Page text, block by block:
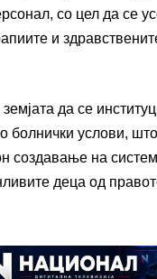
со цел да се
и
да се
болнички услови,
создавање на
деца од